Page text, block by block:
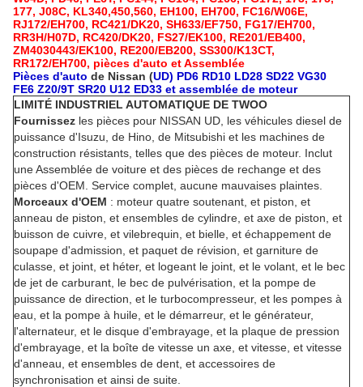
177, J08C, KL340,450,560, EH100, EH700, FC16/W06E,
RJ172/EH700, RC421/DK20, SH633/EF750, FG17/EH700,
RR3H/H07D, RC420/DK20, FS27/EK100, RE201/EB400,
ZM4030443/EK100, RE200/EB200, SS300/K13CT,
RR172/EH700, pièces d'auto et Assemblée
Pièces d'auto de Nissan (UD) PD6 RD10 LD28 SD22 VG30
FE6 Z20/9T SR20 U12 ED33 et assemblée de moteur
LIMITÉ INDUSTRIEL AUTOMATIQUE DE TWOO
Fournissez les pièces pour NISSAN UD, les véhicules diesel de
puissance d'Isuzu, de Hino, de Mitsubishi et les machines de
construction résistants, telles que des pièces de moteur. Inclut
une Assemblée de voiture et des pièces de rechange et des
pièces d'OEM. Service complet, aucune mauvaises plaintes.
Morceaux d'OEM : moteur quatre soutenant, et piston, et
anneau de piston, et ensembles de cylindre, et axe de piston, et
buisson de cuivre, et vilebrequin, et bielle, et échappement de
soupape d'admission, et paquet de révision, et garniture de
culasse, et joint, et héter, et logeant le joint, et le volant, et le bec
de jet de carburant, le bec de pulvérisation, et la pompe de
puissance de direction, et le turbocompresseur, et les pompes à
eau, et la pompe à huile, et le démarreur, et le générateur,
l'alternateur, et le disque d'embrayage, et la plaque de pression
d'embrayage, et la boîte de vitesse un axe, et vitesse, et vitesse
d'anneau, et ensembles de dent, et accessoires de
synchronisation et ainsi de suite.